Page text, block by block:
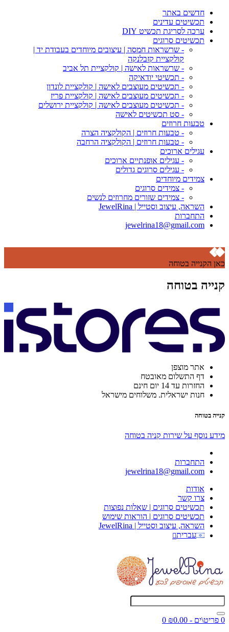
חדשים באתר
תכשיטים עדינים
ערכה לסריגת תכשיט DIY
תכשיטים סרוגים
- שרשראות חמסה | עיצובים מיוחדים בעבודת יד |
קולקציית קזבלנקה
- שרשראות לאישה | קולקציית תל אביב
- תכשיטי יודאיקה
- תכשיטים מעוצבים לאישה | קולקציית לונדון
- תכשיטים מעוצבים לאישה | קולקציית פריז
- תכשיטים מעוצבים לאישה | קולקציית ירושלים
- סט תכשיטים לאישה
טבעות חרוזים
- טבעות חרוזים | הקולקציה הצרה
- טבעות חרוזים | הקולקציה הרחבה
עגילים ארוכים
- עגילים אופנתיים ארוכים
- עגילים סרוגים גדולים
צמידים מיוחדים
- צמידים סרוגים
- צמידים שזורים מחרוזים לנשים
השראה, עיצוב וסטייל | JewelRina
התחברות
jewelrina18@gmail.com
כאן הקנייה בטוחה
קנייה בטוחה
אתר מוצפן
דף התשלום מאובטח
החזרות עד 14 יום חינם
חנות ישראלית. משלוחים מישראל
קנייה בטוחה
מידע נוסף על שירות קניה בטוחה
התחברות
jewelrina18@gmail.com
אודות
צרו קשר
תכשיטים סרוגים | שאלות נפוצות
תכשיטים סרוגים | הוראות שימוש
השראה, עיצוב וסטייל | JewelRina
עברית
0 פריט\ים - ₪0.00
0